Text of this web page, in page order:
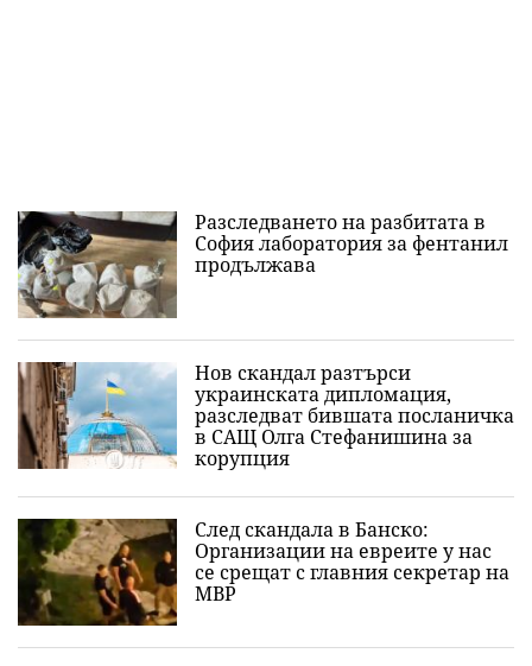
Разследването на разбитата в
София лаборатория за фентанил
продължава
Нов скандал разтърси
украинската дипломация,
разследват бившата посланичка
в САЩ Олга Стефанишина за
корупция
След скандала в Банско:
Организации на евреите у нас
се срещат с главния секретар на
МВР